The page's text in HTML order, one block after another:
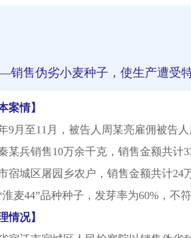
售伪劣小麦种子，使生产遭受
案情】
9月至11月，被告人周某亮雇佣被告
某兵销售10万余千克，销售金额共计
宿城区屠园乡农户，销售金额共计24
淮麦44”品种种子，发芽率为60%，不
情况】